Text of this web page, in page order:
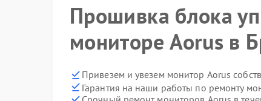
Прошивка блока
мониторе Aorus в
Привезем и увезем монитор Aorus
Гарантия на наши работы по ремонту